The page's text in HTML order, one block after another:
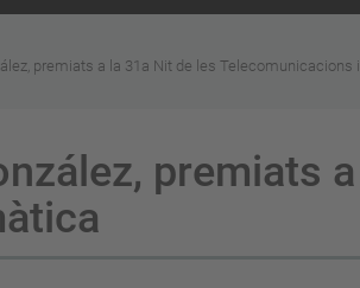
premiats a la 31a Nit de les Telecomunicacions
premiats